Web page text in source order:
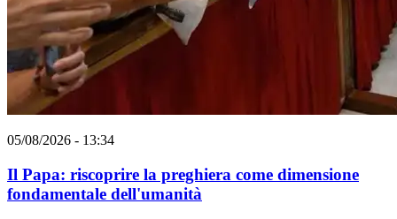
05/08/2026 - 13:34
Il Papa: riscoprire la preghiera come dimensione
fondamentale dell'umanità